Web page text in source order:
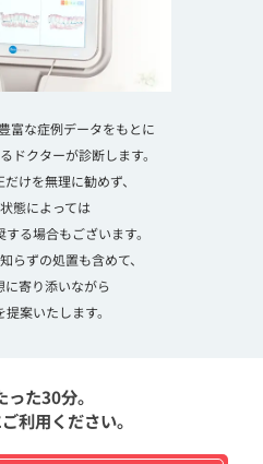
富な症例データをもとに
ドクターが診断します。
けを無理に勧めず、
態によっては
る場合もございます。
らずの処置も含めて、
に寄り添いながら
案いたします。
た30分。
利用ください。